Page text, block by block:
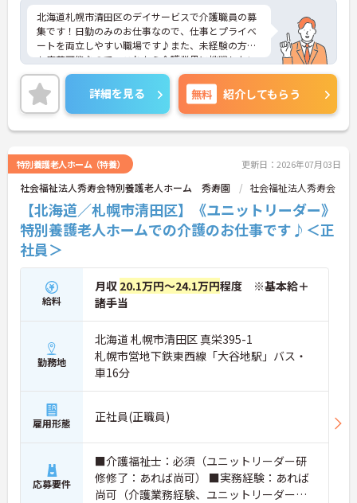
北海道札幌市清田区のデイサービスで介護職員の募
集です！日勤のみのお仕事なので、仕事とプライベ
ートを両立しやすい職場です♪また、未経験の方で
も応募可能なので、これから介護業界に挑戦したい
という方にピッタリ◎ご興味のある方は面接ポイン
トをお伝えしますので、お気軽にご連絡ください。
詳細を見る 無料 紹介してもらう
特別養護老人ホーム（特養） 更新日：2026年07月03日
社会福祉法人秀寿会特別養護老人ホーム 秀寿園 社会福祉法人秀寿会
【北海道／札幌市清田区】《ユニットリーダー》
特別養護老人ホームでの介護のお仕事です♪＜正
社員＞
給料
月収 20.1万円～24.1万円程度 ※基本給＋
諸手当
勤務地
北海道 札幌市清田区 真栄395-1
札幌市営地下鉄東西線「大谷地駅」バス・
車16分
雇用形態 正社員(正職員)
応募要件
■介護福祉士：必須（ユニットリーダー研
修修了：あれば尚可） ■実務経験：あれば
尚可（介護業務経験、ユニットリーダー業